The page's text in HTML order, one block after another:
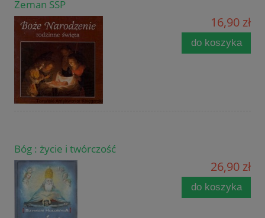
Zeman SSP
16,90 zł
do koszyka
Bóg : życie i twórczość
26,90 zł
do koszyka